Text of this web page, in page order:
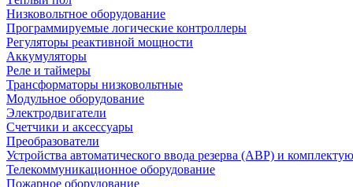
Низковольтное оборудование
Программируемые логические контроллеры
Регуляторы реактивной мощности
Аккумуляторы
Реле и таймеры
Трансформаторы низковольтные
Модульное оборудование
Электродвигатели
Счетчики и аксессуары
Преобразователи
Устройства автоматического ввода резерва (АВР) и
Телекоммуникационное оборудование
Пожарное оборудование